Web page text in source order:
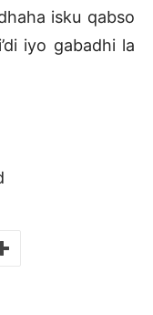
isku qabso
iyo gabadhi la